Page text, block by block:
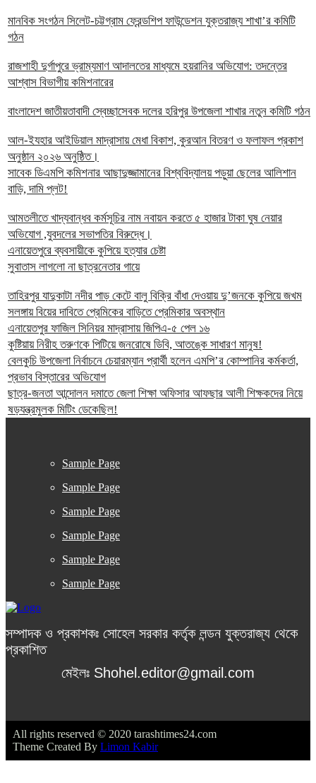
মানবিক সংগঠন সিলেট-চট্টগ্রাম ফ্রেন্ডশিপ ফাউন্ডেশন যুক্তরাজ্য শাখা’র কমিটি
গঠন
রাজশাহী দুর্গাপুরে ভ্রাম্যমাণ আদালতের মাধ্যমে হয়রানির অভিযোগ: তদন্তের
আশ্বাস বিভাগীয় কমিশনারের
বাংলাদেশ জাতীয়তাবাদী স্বেচ্ছাসেবক দলের হরিপুর উপজেলা শাখার নতুন কমিটি গঠন
আল-ইযহার আইডিয়াল মাদ্রাসায় মেধা বিকাশ, কুরআন বিতরণ ও ফলাফল প্রকাশ
অনুষ্ঠান ২০২৬ অনুষ্ঠিত।
সাবেক ডিএমপি কমিশনার আছাদুজ্জামানের বিশ্ববিদ্যালয় পড়ুয়া ছেলের আলিশান
বাড়ি, দামি প্লট!
আমতলীতে খাদ্যবান্ধব কর্মসূচির নাম নবায়ন করতে ৫ হাজার টাকা ঘুষ নেয়ার
অভিযোগ ,যুবদলের সভাপতির বিরুদ্ধে।
এনায়েতপুরে ব্যবসায়ীকে কুপিয়ে হত্যার চেষ্টা
সুবাতাস লাগলো না ছাত্রনেতার গায়ে
তাহিরপুর যাদুকাটা নদীর পাড় কেটে বালু বিক্রি বাঁধা দেওয়ায় দু’জনকে কুপিয়ে জখম
সলঙ্গায় বিয়ের দাবিতে প্রেমিকের বাড়িতে প্রেমিকার অবস্থান
এনায়েতপুর ফাজিল সিনিয়র মাদ্রাসায় জিপিএ-৫ পেল ১৬
কুষ্টিয়ায় নিরীহ তরুণকে পিটিয়ে জনরোষে ডিবি, আতঙ্কে সাধারণ মানুষ!
বেলকুচি উপজেলা নির্বাচনে চেয়ারম্যান প্রার্থী হলেন এমপি’র কোম্পানির কর্মকর্তা,
প্রভাব বিস্তারের অভিযোগ
ছাত্র-জনতা আন্দোলন দমাতে জেলা শিক্ষা অফিসার আফছার আলী শিক্ষকদের নিয়ে
ষড়যন্ত্রমুলক মিটিং ডেকেছিল!
Sample Page
Sample Page
Sample Page
Sample Page
Sample Page
Sample Page
সম্পাদক ও প্রকাশকঃ সোহেল সরকার কর্তৃক লন্ডন যুক্তরাজ্য থেকে
প্রকাশিত
মেইলঃ Shohel.editor@gmail.com
All rights reserved © 2020 tarashtimes24.com
Theme Created By Limon Kabir